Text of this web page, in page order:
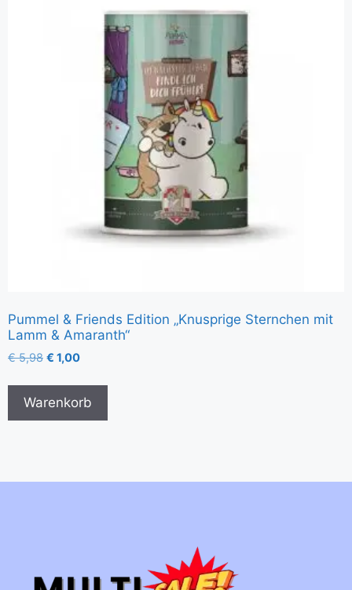
Pummel & Friends Edition „Knusprige Sternchen mit
Lamm & Amaranth“
€5,98 € 1,00
Warenkorb